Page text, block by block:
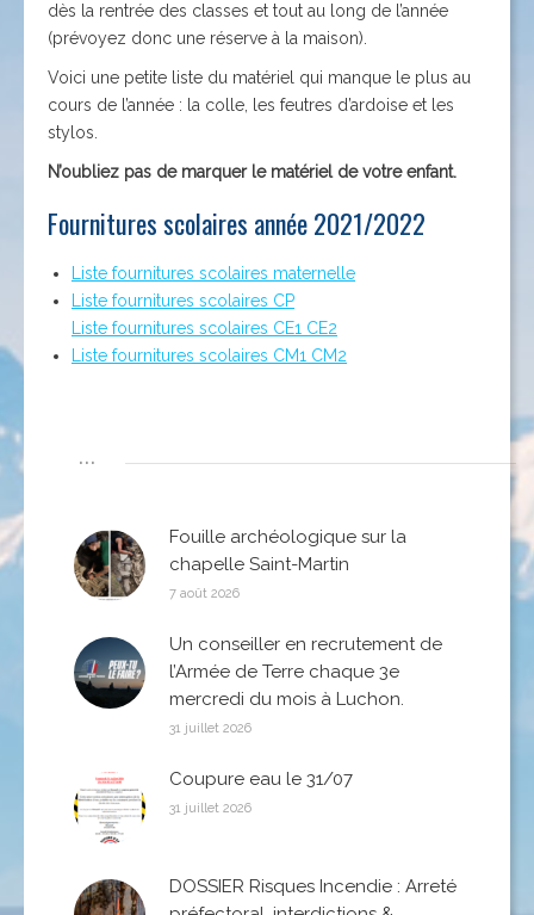
dès la rentrée des classes et tout au long de l’année
(prévoyez donc une réserve à la maison).
Voici une petite liste du matériel qui manque le plus au
cours de l’année : la colle, les feutres d’ardoise et les
stylos.
N’oubliez pas de marquer le matériel de votre enfant.
Fournitures scolaires année 2021/2022
Liste fournitures scolaires maternelle
Liste fournitures scolaires CP
Liste fournitures scolaires CE1 CE2
Liste fournitures scolaires CM1 CM2
...
Fouille archéologique sur la
chapelle Saint-Martin
7 août 2026
Un conseiller en recrutement de
l’Armée de Terre chaque 3e
mercredi du mois à Luchon.
31 juillet 2026
Coupure eau le 31/07
31 juillet 2026
DOSSIER Risques Incendie : Arreté